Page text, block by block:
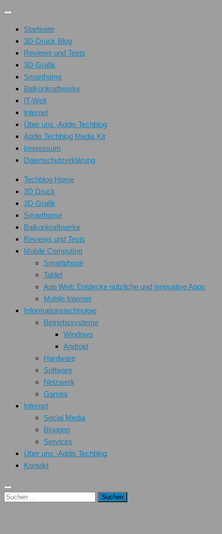
Unter
Inhalt
Startseite
3D-Druck Blog
Reviews und Tests
3D-Grafik
Smarthome
Balkonkraftwerke
IT-Welt
Internet
Über uns -Addis Techblog
Addis Techblog Media Kit
Impressum
Datenschutzerklärung
Techblog Home
3D Druck
3D-Grafik
Smarthome
Balkonkraftwerke
Reviews und Tests
Mobile Computing
Smartphone
Tablet
App Welt: Entdecke nützliche und innovative Apps
Mobile Internet
Informationstechnolgie
Betriebssysteme
Windows
Android
Hardware
Software
Netzwerk
Games
Internet
Social Media
Bloggen
Services
Über uns -Addis Techblog
Kontakt
Suchen